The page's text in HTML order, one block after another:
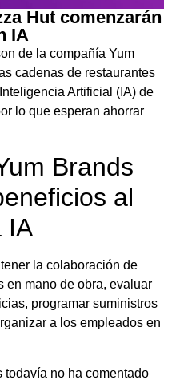
Hut comenzarán
IA
de la compañía Yum
cadenas de restaurantes
Artificial (IA) de
lo que esperan ahorrar
Brands
al
IA
la colaboración de
en mano de obra, evaluar
programar suministros
a los empleados en
todavía no ha comentado